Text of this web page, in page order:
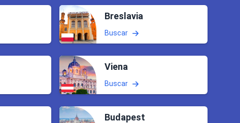
Breslavia
Buscar
Viena
Buscar
Budapest